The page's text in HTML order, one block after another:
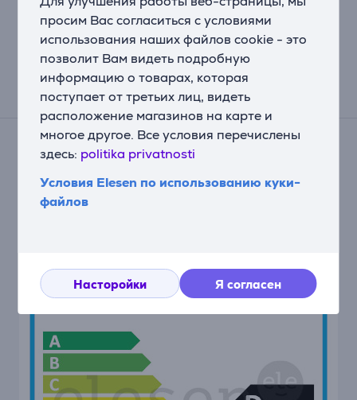
просим Вас согласиться с условиями
использования наших файлов cookie - это
позволит Вам видеть подробную
информацию о товарах, которая
поступает от третьих лиц, видеть
расположение магазинов на карте и
многое другое. Все условия перечислены
здесь: politika privatnosti
Условия Elesen по использованию куки-
файлов
Насторойки Я согласен
читайте здесь.
Энергетическая маркировка